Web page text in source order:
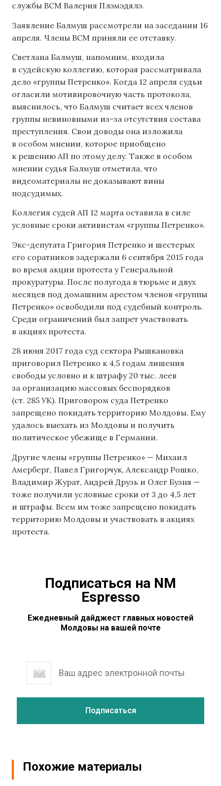
службы ВСМ Валерия Плэмэдялэ.
Заявление Балмуш рассмотрели на заседании 16
апреля. Члены ВСМ приняли ее отставку.
Светлана Балмуш, напомним, входила
в судейскую коллегию, которая рассматривала
дело «группы Петренко». Когда 12 апреля судьи
огласили мотивировочную часть протокола,
выяснилось, что Балмуш считает всех членов
группы невиновными из-за отсутствия состава
преступления. Свои доводы она изложила
в особом мнении, которое приобщено
к решению АП по этому делу. Также в особом
мнении судья Балмуш отметила, что
видеоматериалы не доказывают вины
подсудимых.
Коллегия судей АП 12 марта оставила в силе
условные сроки активистам «группы Петренко».
Экс-депутата Григория Петренко и шестерых
его соратников задержали 6 сентября 2015 года
во время акции протеста у Генеральной
прокуратуры. После полугода в тюрьме и двух
месяцев под домашним арестом членов «группы
Петренко» освободили под судебный контроль.
Среди ограничений был запрет участвовать
в акциях протеста.
28 июня 2017 года суд сектора Рышкановка
приговорил Петренко к 4,5 годам лишения
свободы условно и к штрафу 20 тыс. леев
за организацию массовых беспорядков
(ст. 285 УК). Приговором суда Петренко
запрещено покидать территорию Молдовы. Ему
удалось выехать из Молдовы и получить
политическое убежище в Германии.
Другие члены «группы Петренко» — Михаил
Амерберг, Павел Григорчук, Александр Рошко,
Владимир Журат, Андрей Друзь и Олег Бузня —
тоже получили условные сроки от 3 до 4,5 лет
и штрафы. Всем им тоже запрещено покидать
территорию Молдовы и участвовать в акциях
протеста.
Подписаться на NM
Espresso
Ежедневный дайджест главных новостей
Молдовы на вашей почте
Похожие материалы